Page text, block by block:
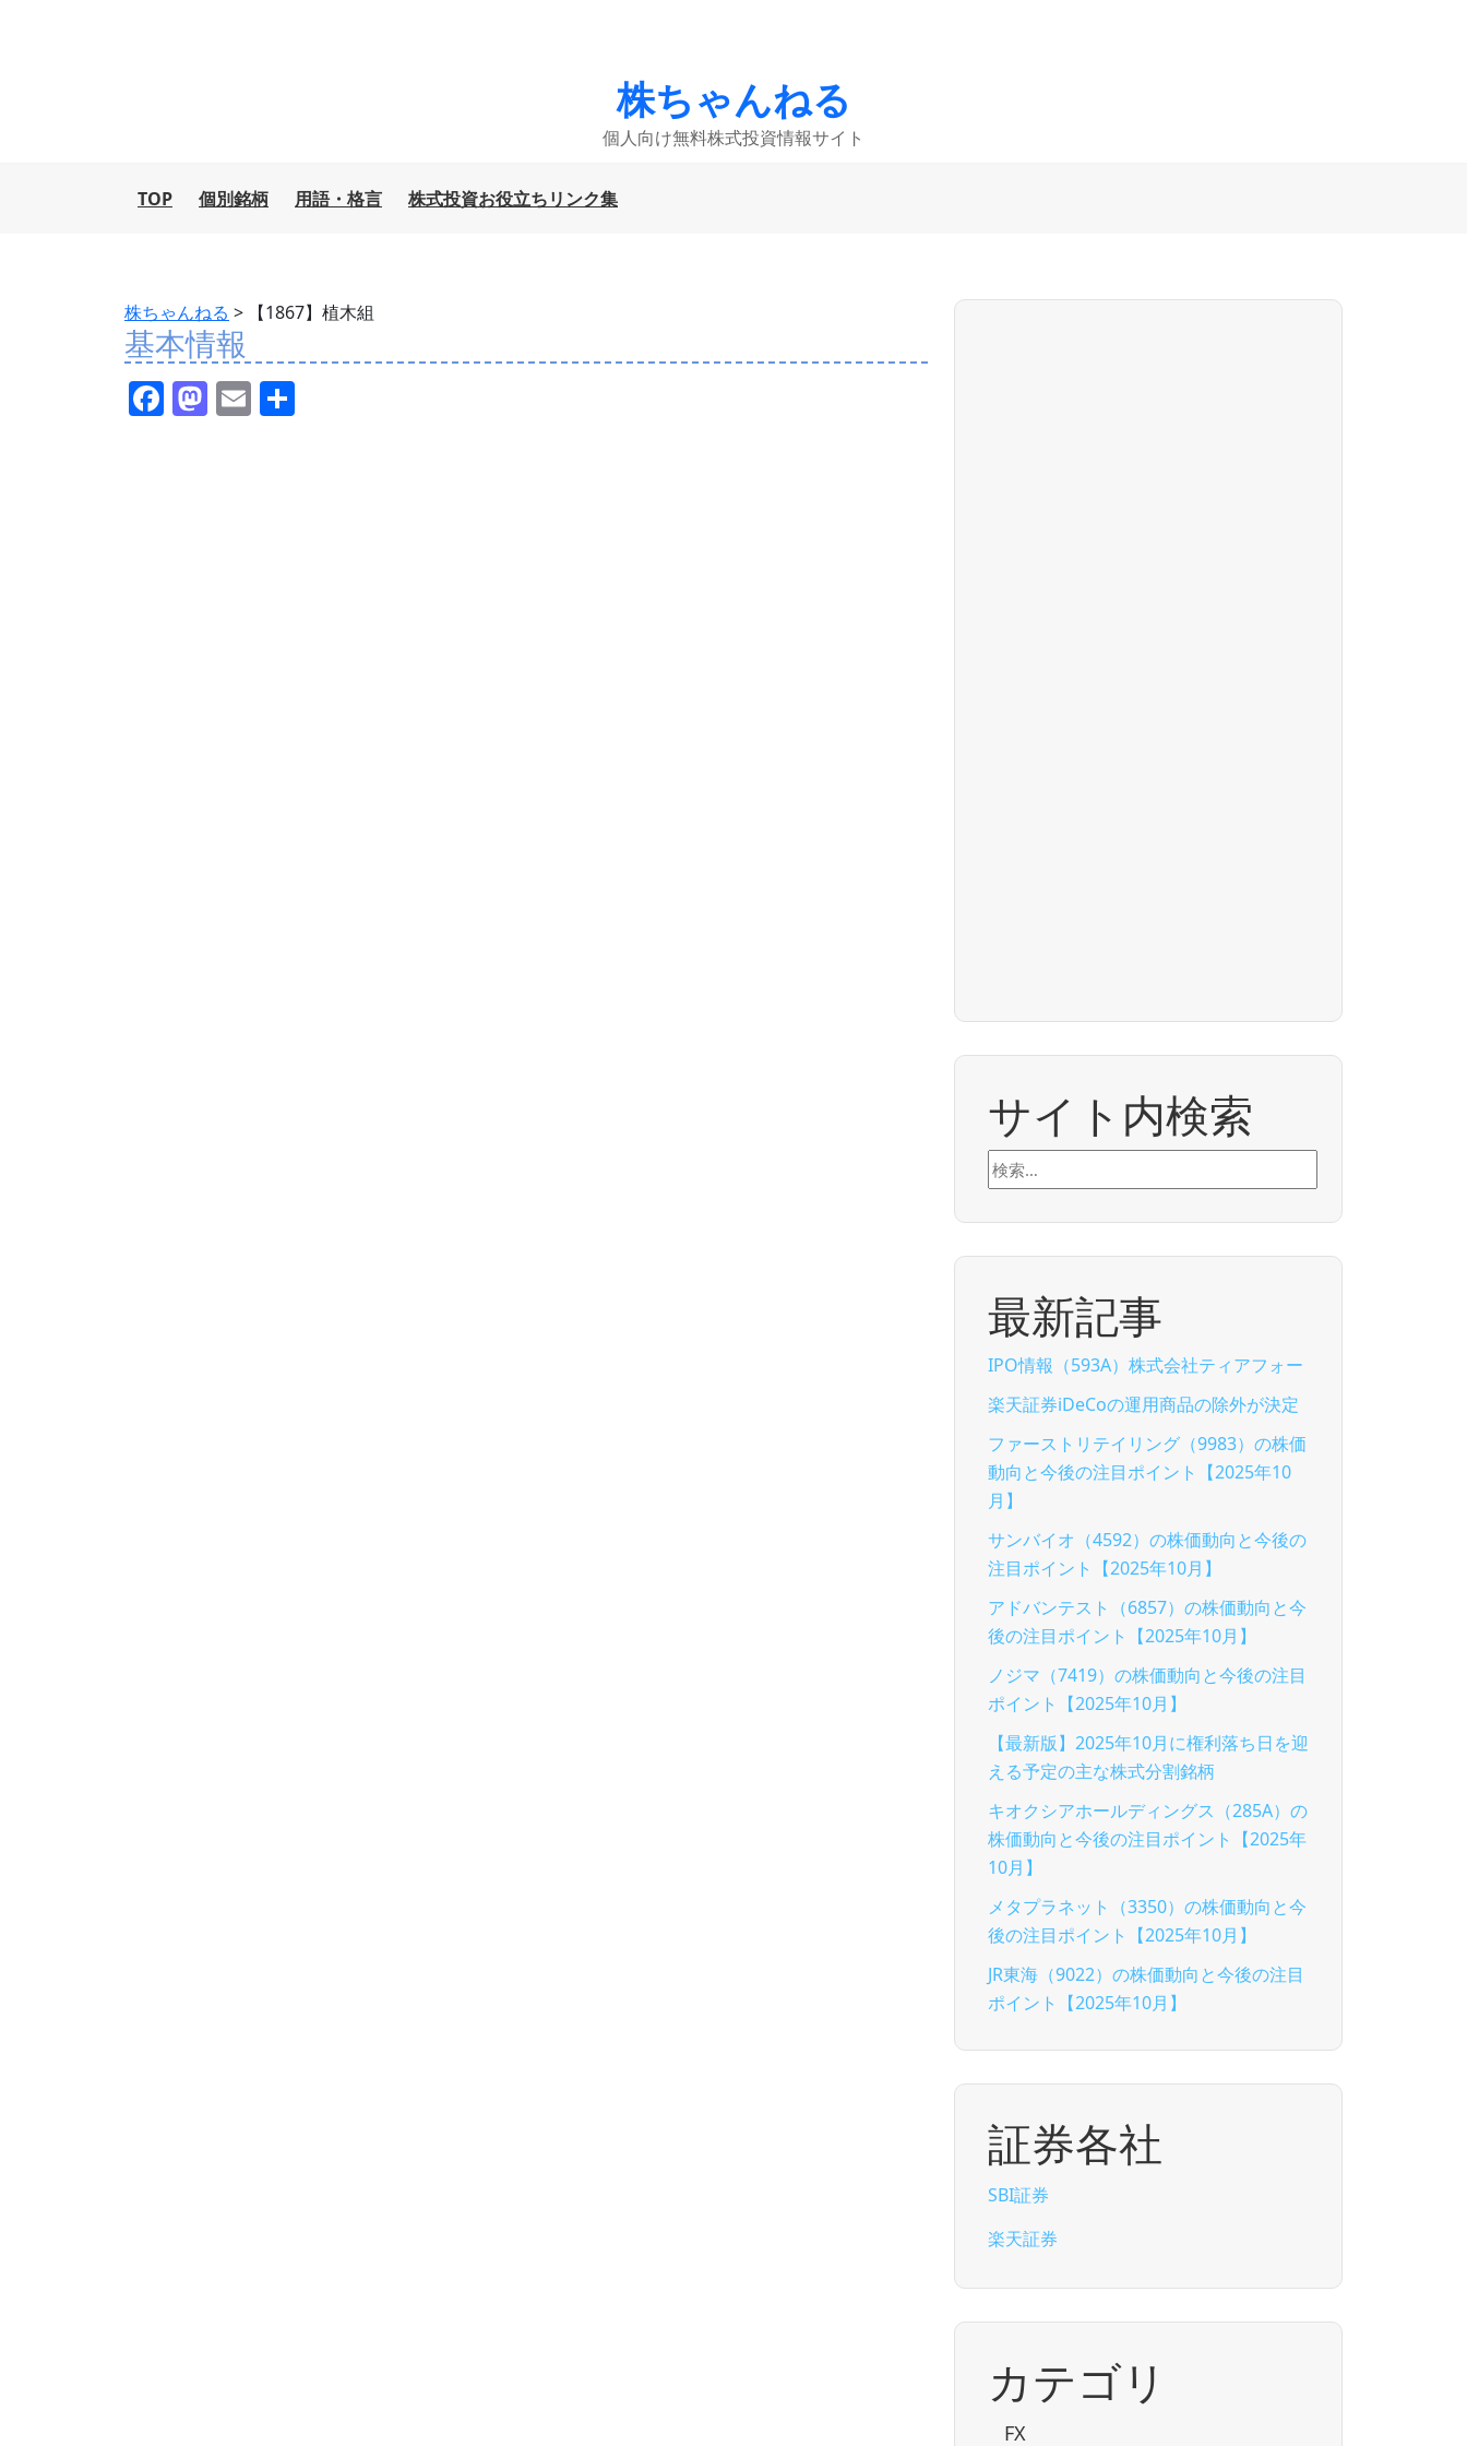
株ちゃんねる
個人向け無料株式投資情報サイト
TOP 個別銘柄 用語・格言 株式投資お役立ちリンク集
株ちゃんねる > 【1867】植木組
基本情報
F M E
サイト内検索
検
索:
最新記事
IPO情報（593A）株式会社ティアフォー
楽天証券iDeCoの運用商品の除外が決定
ファーストリテイリング（9983）の株価
動向と今後の注目ポイント【2025年10
月】
サンバイオ（4592）の株価動向と今後の
注目ポイント【2025年10月】
アドバンテスト（6857）の株価動向と今
後の注目ポイント【2025年10月】
ノジマ（7419）の株価動向と今後の注目
ポイント【2025年10月】
【最新版】2025年10月に権利落ち日を迎
える予定の主な株式分割銘柄
キオクシアホールディングス（285A）の
株価動向と今後の注目ポイント【2025年
10月】
メタプラネット（3350）の株価動向と今
後の注目ポイント【2025年10月】
JR東海（9022）の株価動向と今後の注目
ポイント【2025年10月】
証券各社
SBI証券
楽天証券
カテゴリ
FX